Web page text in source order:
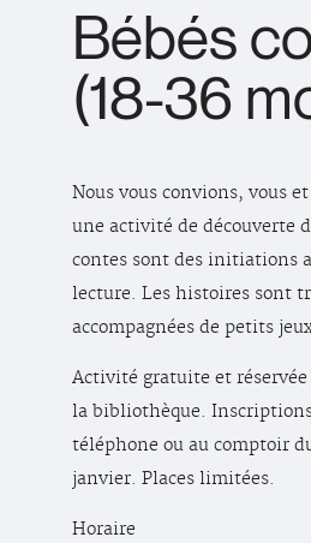
Bébés
(18-36
Nous vous convions, vous
une activité de découverte
contes sont des initiations
lecture. Les histoires sont
accompagnées de petits
Activité gratuite et réservée
la bibliothèque.
téléphone ou au comptoir
janvier. Places limitées.
Horaire